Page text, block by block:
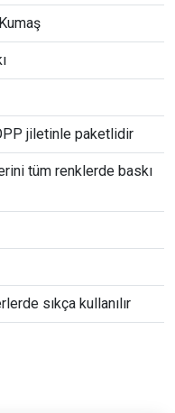
jiletinle paketlidir
tüm renklerde baskı
sıkça kullanılır